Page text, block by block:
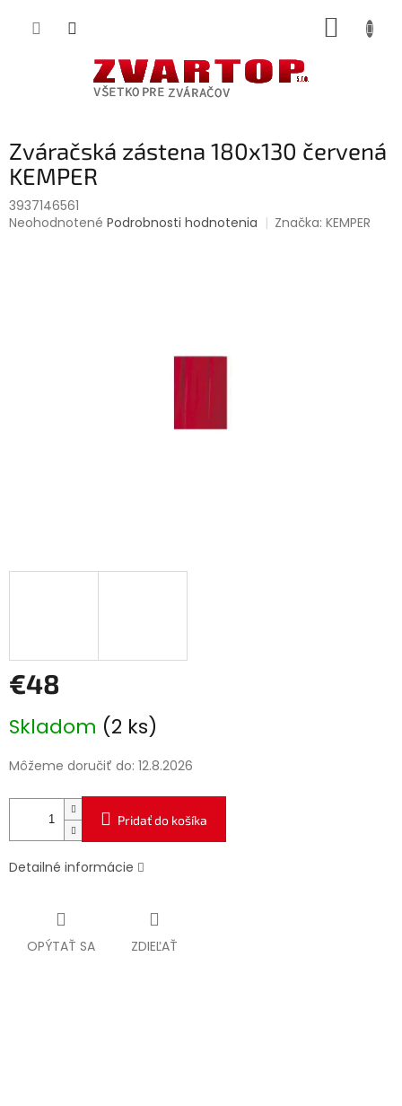
Zváračská zástena 180x130 červená
KEMPER
3937146561
Priemerné
Neohodnotené Podrobnosti hodnotenia Značka:KEMPER
€48
cena:
Skladom (2 ks)
Môžeme doručiť do: 12.8.2026
Pridať do košíka
Detailné informácie
OPÝTAŤ SA ZDIEĽAŤ